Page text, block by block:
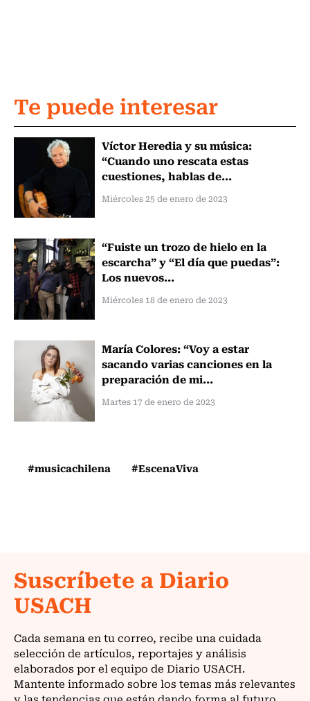
Te puede interesar
Víctor Heredia y su música:
“Cuando uno rescata estas
cuestiones, hablas de...
Miércoles 25 de enero de 2023
“Fuiste un trozo de hielo en la
escarcha” y “El día que puedas”:
Los nuevos...
Miércoles 18 de enero de 2023
María Colores: “Voy a estar
sacando varias canciones en la
preparación de mi...
Martes 17 de enero de 2023
#musicachilena #EscenaViva